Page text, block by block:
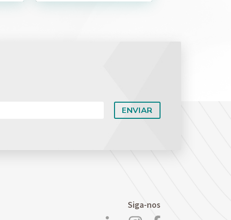
Siga-nos